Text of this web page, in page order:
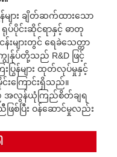
များ ချိတ်ဆက်ထားသော
ပ်ပိုင်းဆိုင်ရာနှင့် ဓာတု
းများတွင် ရေခဲသေတ္တာ
န်ုပ်တို့သည် R&D ဖြင့်
းပြွန်များ ထုတ်လုပ်မှုနှင့်
ကြောင်းရှိသည်။
လွန်ယုံကြည်စိတ်ချရ
ဖြစ်ပြီး ဝန်ဆောင်မှုလည်း